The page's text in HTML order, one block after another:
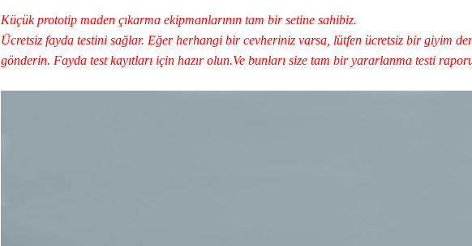
Küçük prototip maden çıkarma ekipmanlarının tam bir setine sahibiz.
Ücretsiz fayda testini sağlar. Eğer herhangi bir cevheriniz varsa, lütfen ücretsiz bir giyim
gönderin. Fayda test kayıtları için hazır olun.Ve bunları size tam bir yararlanma testi